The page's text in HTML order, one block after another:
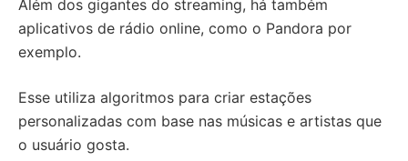
Além dos gigantes do streaming, há também
aplicativos de rádio online, como o Pandora por
exemplo.
Esse utiliza algoritmos para criar estações
personalizadas com base nas músicas e artistas que
o usuário gosta.